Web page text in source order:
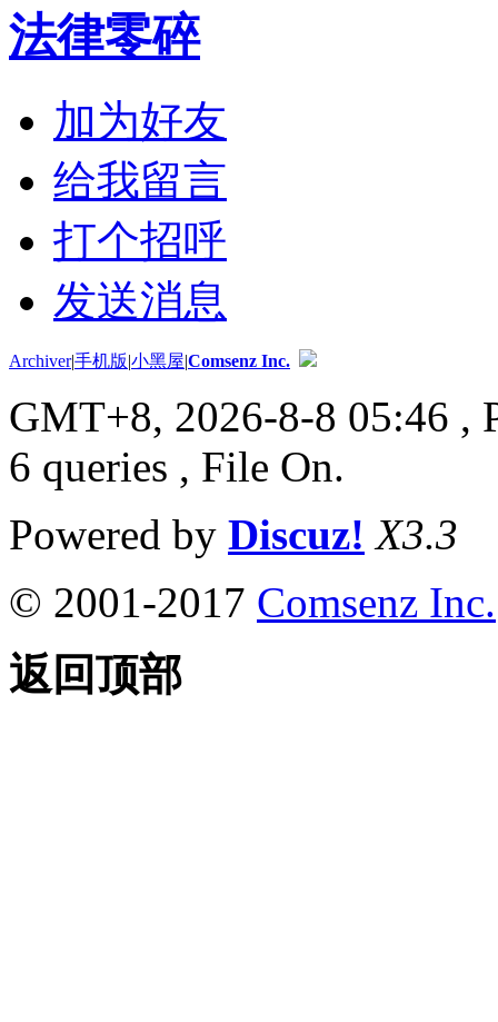
法律零碎
加为好友
给我留言
打个招呼
发送消息
Archiver|手机版|小黑屋|Comsenz Inc.
GMT+8, 2026-8-8 05:46 ,
6 queries , File On.
Powered by Discuz! X3.3
© 2001-2017 Comsenz Inc.
返回顶部